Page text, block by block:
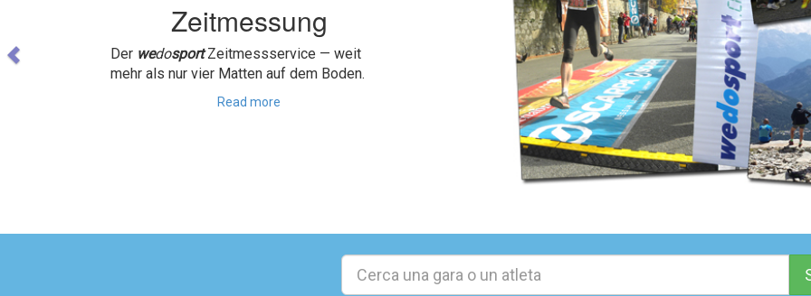
Zeitmessung
Der wedosportZeitmessservice — weit
mehr als nur vier Matten auf dem Boden.
Read more